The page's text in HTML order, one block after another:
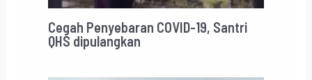
Cegah Penyebaran COVID-19, Santri
QHS dipulangkan